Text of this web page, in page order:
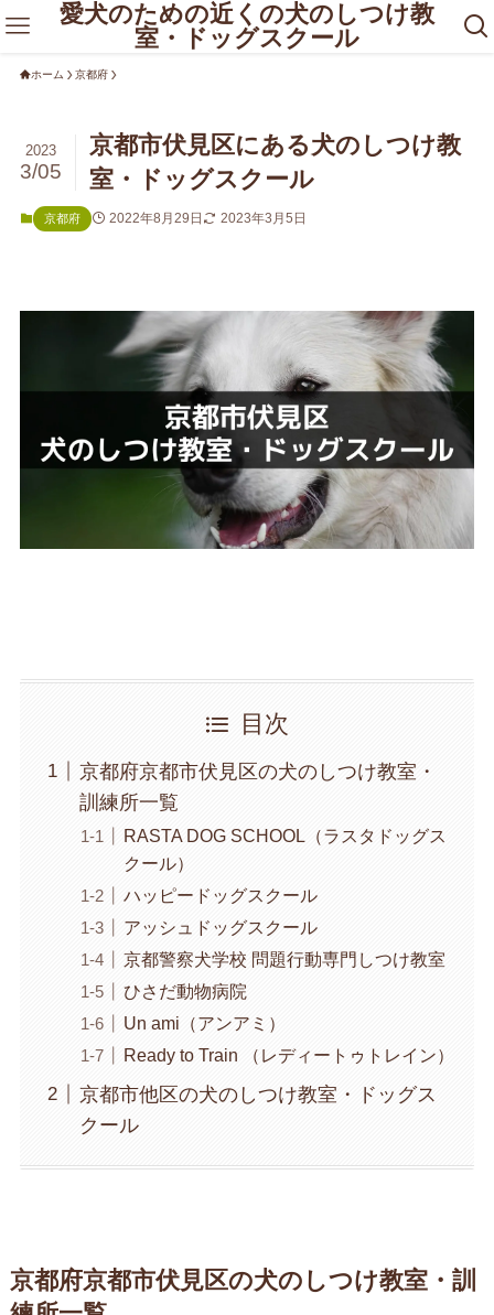
愛犬のための近くの犬のしつけ教
室・ドッグスクール
ホーム 京都府
京都市伏見区にある犬のしつけ教
室・ドッグスクール
2023
3/05
京都府 2022年8月29日 2023年3月5日
目次
京都府京都市伏見区の犬のしつけ教室・
訓練所一覧
RASTA DOG SCHOOL（ラスタドッグス
クール）
ハッピードッグスクール
アッシュドッグスクール
京都警察犬学校 問題行動専門しつけ教室
ひさだ動物病院
Un ami（アンアミ）
Ready to Train （レディートゥトレイン）
京都市他区の犬のしつけ教室・ドッグス
クール
京都府京都市伏見区の犬のしつけ教室・訓